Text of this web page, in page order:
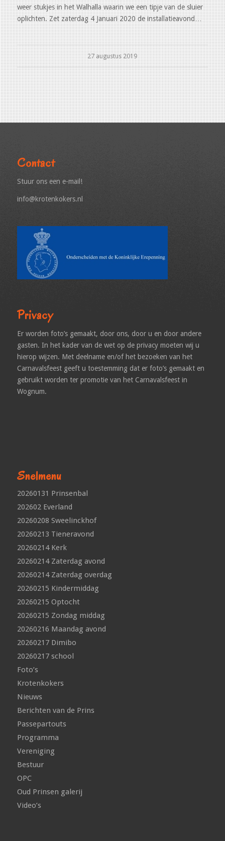
weer stukjes in het Walhalla waarin we een tipje van de sluier
oplichten. Zet zaterdag 4 Januari 2020 de installatieavond…
27 augustus 2019
Contact
Stuur ons een e-mail!
info@krotenkokers.nl
Privacy
Er worden foto’s gemaakt, door ons, door u en door andere
gasten. In het kader van de wet op de privacy moeten wij u
hierop wijzen. Met deelname en/of het bezoeken van het
Carnavalsfeest geeft u toestemming dat er foto’s gemaakt en
gebruikt worden ter promotie van het Carnavalsfeest in
Wognum.
Snelmenu
20260131 Prinsenbal
202602 Everland
20260208 Sweelinckhof
20260213 Tieneravond
20260214 Kerk
20260214 Zaterdag avond
20260214 Zaterdag overdag
20260215 Kindermiddag
20260215 Optocht
20260215 Zondag middag
20260216 Maandag avond
20260217 Dimibo
20260217 school
Foto’s
Krotenkokers
Nieuws
Berichten van de Prins
Passepartouts
Programma
Vereniging
Bestuur
OPC
Oud Prinsen galerij
Video’s